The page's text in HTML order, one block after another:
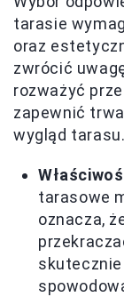
tarasie
oraz
zwrócić
rozważyć
zapewnić
wygląd tarasu.
tarasowe
oznacza,